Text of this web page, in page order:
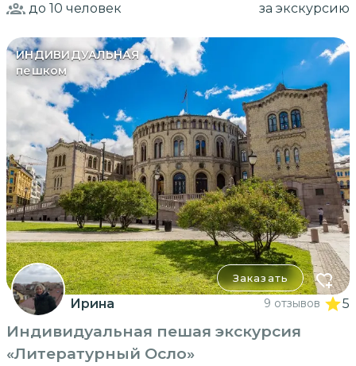
до 10 человек за экскурсию
ИНДИВИДУАЛЬНАЯ
пешком
Заказать
Ирина 9 отзывов 5
Индивидуальная пешая экскурсия
«Литературный Осло»